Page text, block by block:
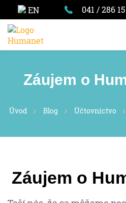
EN 041 / 286
Záujem o
Úvod Blog Účtovníctvo
Záujem o